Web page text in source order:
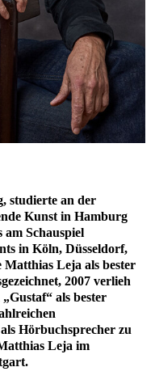
studierte an der
Kunst in Hamburg
am Schauspiel
in Köln, Düsseldorf,
Leja als bester
2007 verlieh
als bester
Hörbuchsprecher zu
Leja im